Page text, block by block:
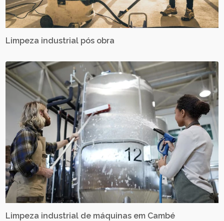
Limpeza industrial pós obra
Limpeza industrial de máquinas em Cambé